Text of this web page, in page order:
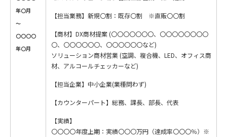
年〇月
～
〇〇〇〇
年〇月
【担当業務】新規〇割：既存〇割 ※直販〇〇割
【商材】DX商材提案 (〇〇〇〇〇〇〇、〇〇〇〇〇〇〇〇
〇、〇〇〇〇〇〇、〇〇〇〇〇〇など)
ソリューション商材営業 (空調、複合機、LED、オフィス商
材、アルコールチェッカーなど)
【担当企業】中小企業(業種問わず)
【カウンターパート】総務、課長、部長、代表
【実績】
〇〇〇〇年度上期：実績〇〇〇万円（達成率〇〇〇％）※